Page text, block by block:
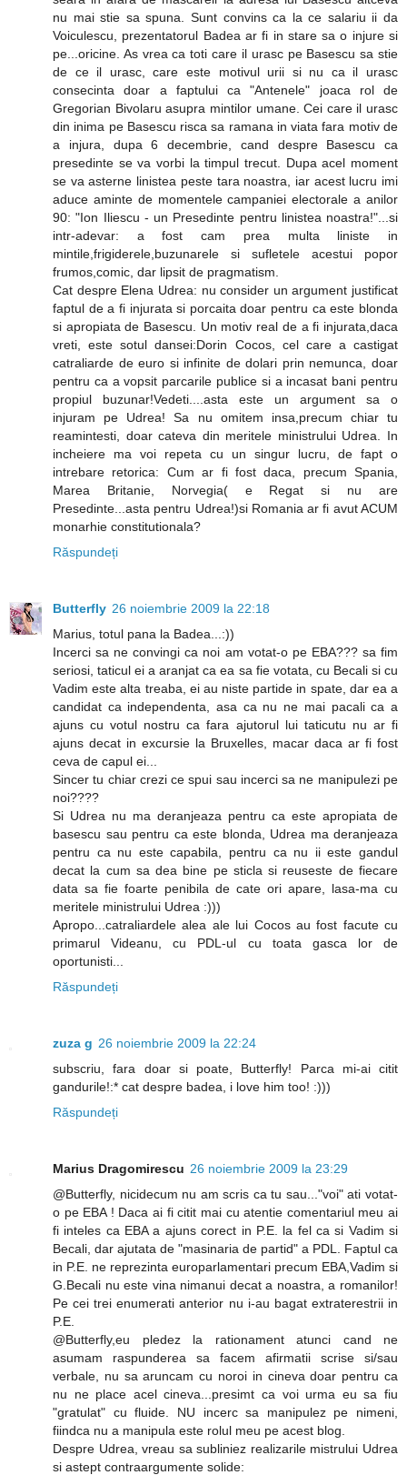
nu mai stie sa spuna. Sunt convins ca la ce salariu ii da
Voiculescu, prezentatorul Badea ar fi in stare sa o injure si
pe...oricine. As vrea ca toti care il urasc pe Basescu sa stie
de ce il urasc, care este motivul urii si nu ca il urasc
consecinta doar a faptului ca "Antenele" joaca rol de
Gregorian Bivolaru asupra mintilor umane. Cei care il urasc
din inima pe Basescu risca sa ramana in viata fara motiv de
a injura, dupa 6 decembrie, cand despre Basescu ca
presedinte se va vorbi la timpul trecut. Dupa acel moment
se va asterne linistea peste tara noastra, iar acest lucru imi
aduce aminte de momentele campaniei electorale a anilor
90: "Ion Iliescu - un Presedinte pentru linistea noastra!"...si
intr-adevar: a fost cam prea multa liniste in
mintile,frigiderele,buzunarele si sufletele acestui popor
frumos,comic, dar lipsit de pragmatism.
Cat despre Elena Udrea: nu consider un argument justificat
faptul de a fi injurata si porcaita doar pentru ca este blonda
si apropiata de Basescu. Un motiv real de a fi injurata,daca
vreti, este sotul dansei:Dorin Cocos, cel care a castigat
catraliarde de euro si infinite de dolari prin nemunca, doar
pentru ca a vopsit parcarile publice si a incasat bani pentru
propiul buzunar!Vedeti....asta este un argument sa o
injuram pe Udrea! Sa nu omitem insa,precum chiar tu
reamintesti, doar cateva din meritele ministrului Udrea. In
incheiere ma voi repeta cu un singur lucru, de fapt o
intrebare retorica: Cum ar fi fost daca, precum Spania,
Marea Britanie, Norvegia( e Regat si nu are
Presedinte...asta pentru Udrea!)si Romania ar fi avut ACUM
monarhie constitutionala?
Răspundeți
Butterfly 26 noiembrie 2009 la 22:18
Marius, totul pana la Badea...:))
Incerci sa ne convingi ca noi am votat-o pe EBA??? sa fim
seriosi, taticul ei a aranjat ca ea sa fie votata, cu Becali si cu
Vadim este alta treaba, ei au niste partide in spate, dar ea a
candidat ca independenta, asa ca nu ne mai pacali ca a
ajuns cu votul nostru ca fara ajutorul lui taticutu nu ar fi
ajuns decat in excursie la Bruxelles, macar daca ar fi fost
ceva de capul ei...
Sincer tu chiar crezi ce spui sau incerci sa ne manipulezi pe
noi????
Si Udrea nu ma deranjeaza pentru ca este apropiata de
basescu sau pentru ca este blonda, Udrea ma deranjeaza
pentru ca nu este capabila, pentru ca nu ii este gandul
decat la cum sa dea bine pe sticla si reuseste de fiecare
data sa fie foarte penibila de cate ori apare, lasa-ma cu
meritele ministrului Udrea :)))
Apropo...catraliardele alea ale lui Cocos au fost facute cu
primarul Videanu, cu PDL-ul cu toata gasca lor de
oportunisti...
Răspundeți
zuza g 26 noiembrie 2009 la 22:24
subscriu, fara doar si poate, Butterfly! Parca mi-ai citit
gandurile!:* cat despre badea, i love him too! :)))
Răspundeți
Marius Dragomirescu 26 noiembrie 2009 la 23:29
@Butterfly, nicidecum nu am scris ca tu sau..."voi" ati votat-
o pe EBA ! Daca ai fi citit mai cu atentie comentariul meu ai
fi inteles ca EBA a ajuns corect in P.E. la fel ca si Vadim si
Becali, dar ajutata de "masinaria de partid" a PDL. Faptul ca
in P.E. ne reprezinta europarlamentari precum EBA,Vadim si
G.Becali nu este vina nimanui decat a noastra, a romanilor!
Pe cei trei enumerati anterior nu i-au bagat extraterestrii in
P.E.
@Butterfly,eu pledez la rationament atunci cand ne
asumam raspunderea sa facem afirmatii scrise si/sau
verbale, nu sa aruncam cu noroi in cineva doar pentru ca
nu ne place acel cineva...presimt ca voi urma eu sa fiu
"gratulat" cu fluide. NU incerc sa manipulez pe nimeni,
fiindca nu a manipula este rolul meu pe acest blog.
Despre Udrea, vreau sa subliniez realizarile mistrului Udrea
si astept contraargumente solide: